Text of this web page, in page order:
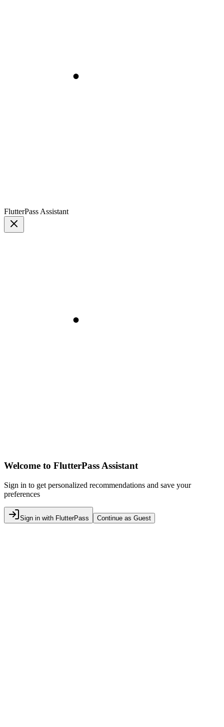
FlutterPass Assistant
Welcome to FlutterPass Assistant
Sign in to get personalized recommendations and save your
preferences
Sign in with FlutterPass Continue as Guest